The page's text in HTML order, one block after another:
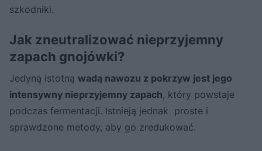
szkodniki.
Jak zneutralizować nieprzyjemny
zapach gnojówki?
Jedyną istotną wadą nawozu z pokrzyw jest jego
intensywny nieprzyjemny zapach, który powstaje
podczas fermentacji. Istnieją jednak proste i
sprawdzone metody, aby go zredukować.